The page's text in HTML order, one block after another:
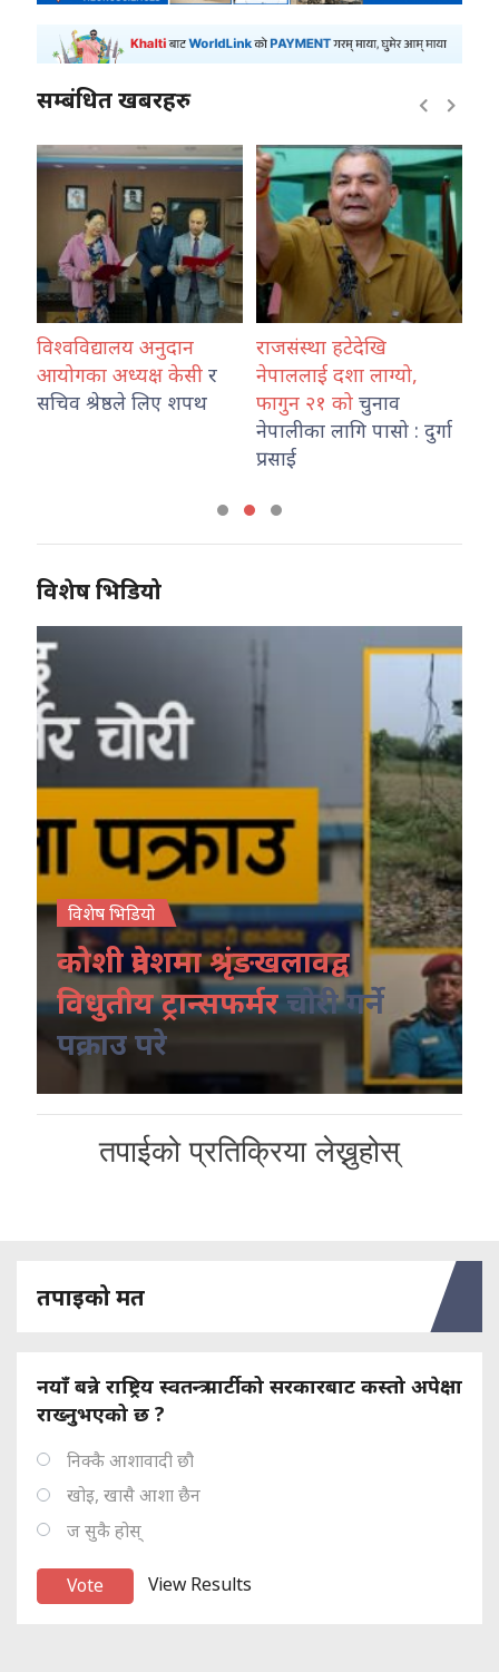
सम्बंधित खबरहरु
विश्वविद्यालय अनुदान
आयोगका अध्यक्ष केसी र
सचिव श्रेष्ठले लिए शपथ
राजसंस्था हटेदेखि
नेपाललाई दशा लाग्यो,
फागुन २१ को चुनाव
नेपालीका लागि पासो : दुर्गा
प्रसाई
विशेष भिडियो
विशेष भिडियो
कोशी प्रदेशमा श्रृंङखलावद्व
विधुतीय ट्रान्सफर्मरचोरी गर्ने
पक्राउ परे
तपाईको प्रतिक्रिया लेख्नुहोस्
तपाइको मत
नयाँ बन्ने राष्ट्रिय स्वतन्त्र पार्टीको सरकारबाट कस्तो अपेक्षा
राख्नुभएको छ ?
निक्कै आशावादी छौ
खोइ, खासै आशा छैन
ज सुकै होस्
View Results